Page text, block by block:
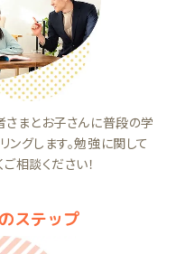
さまとお子さんに普段の学
グします。勉強に関して
相談ください！
ステップ